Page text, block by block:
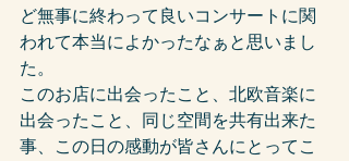
ど無事に終わって良いコンサートに関
われて本当によかったなぁと思いまし
た。
このお店に出会ったこと、北欧音楽に
出会ったこと、同じ空間を共有出来た
事、この日の感動が皆さんにとってこ